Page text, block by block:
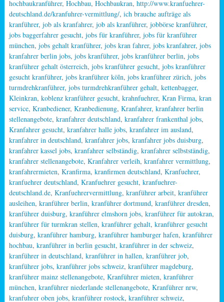
hochbaukranführer, Hochbau, Hochbaukran, http://www.kranfuehrer-
deutschland.de/kranfuhrer-vermittlung/, ich brauche aufträge als
kranführer, job als kranfahrer, job als kranführer, jobbörse kranführer,
jobs baggerfahrer gesucht, jobs für kranführer, jobs für kranführer
münchen, jobs gehalt kranführer, jobs kran fahrer, jobs kranfahrer, jobs
kranfahrer berlin jobs, jobs kranführer, jobs kranführer berlin, jobs
kranführer gehalt österreich, jobs kranführer gesucht, jobs kranführer
gesucht kranführer, jobs kranführer köln, jobs kranführer zürich, jobs
turmdrehkranführer, jobs turmdrehkranführer gehalt, kettenbagger,
Kleinkran, koblenz kranführer gesucht, krahnfuehrer, Kran Firma, kran
service, Kranbediener, Kranbedienung, Kranfahrer, kranfahrer berlin
stellenangebote, kranfahrer deutschland, kranfahrer frankenthal jobs,
Kranfahrer gesucht, kranfahrer halle jobs, kranfahrer im ausland,
kranfahrer in deutschland, kranfahrer jobs, kranfahrer jobs duisburg,
kranfahrer kassel jobs, kranfahrer selbständig, kranfahrer selbstständig,
kranfahrer stellenangebote, Kranfahrer verleih, kranfahrer vermittlung,
kranfahrermieten, Kranfirma, kranfirmen deutschland, Kranfuehrer,
kranfuehrer deutschland, Kranfuehrer gesucht, kranfuehrer-
deutschland.de, Kranfuehrervermittlung, kranführer arbeit, kranführer
ausleihen, kranführer berlin, kranführer dortmund, kranführer dresden,
kranführer duisburg, kranführer elmshorn jobs, kranführer für autokran,
kranführer für turmkran stellen, kranführer gehalt, kranführer gesucht
duisburg, kranführer hamburg, kranführer hamburger hafen, kranführer
hochbau, kranführer in berlin gesucht, kranführer in der schweiz,
kranführer in deutschland, kranführer in hallen, kranführer job,
kranführer jobs, kranführer jobs schweiz, kranführer magdeburg,
kranführer mainz stellenangebote, Kranführer mieten, kranführer
münchen, kranführer niederlande stellenangebote, Kranführer nrw,
kranfuhrer oben jobs, kranführer rostock, kranführer schweiz,